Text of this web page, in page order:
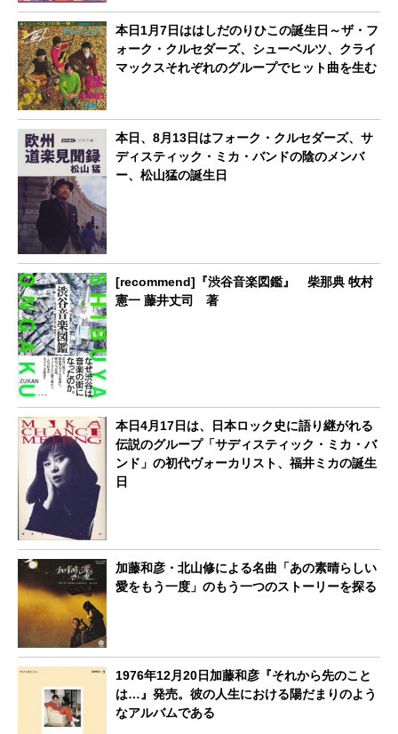
本日1月7日ははしだのりひこの誕生日～ザ・フ
ォーク・クルセダーズ、シューベルツ、クライ
マックスそれぞれのグループでヒット曲を生む
本日、8月13日はフォーク・クルセダーズ、サ
ディスティック・ミカ・バンドの陰のメンバ
ー、松山猛の誕生日
[recommend]『渋谷音楽図鑑』 柴那典 牧村
憲一 藤井丈司 著
本日4月17日は、日本ロック史に語り継がれる
伝説のグループ「サディスティック・ミカ・バ
ンド」の初代ヴォーカリスト、福井ミカの誕生
日
加藤和彦・北山修による名曲「あの素晴らしい
愛をもう一度」のもう一つのストーリーを探る
1976年12月20日加藤和彦『それから先のこと
は…』発売。彼の人生における陽だまりのよう
なアルバムである